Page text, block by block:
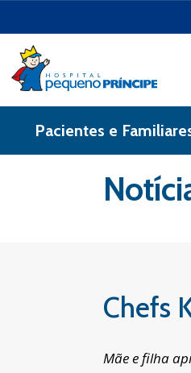
Pacientes e
Chefs
Mãe e filha